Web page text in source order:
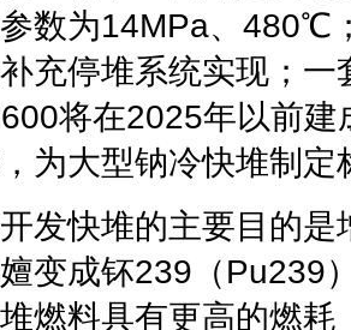
数为14MPa、480℃
充停堆系统实现；
将在2025年以前
为大型钠冷快堆制定
快堆的主要目的是
变成钚239（Pu239
燃料具有更高的燃